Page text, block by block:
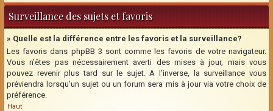
Surveillance des sujets et favoris
» Quelle est la différence entre les favoris et la surveillance?
Les favoris dans phpBB 3 sont comme les favoris de votre navigateur.
Vous n’êtes pas nécessairement averti des mises à jour, mais vous
pouvez revenir plus tard sur le sujet. A l’inverse, la surveillance vous
préviendra lorsqu’un sujet ou un forum sera mis à jour via votre choix de
préférence.
Haut